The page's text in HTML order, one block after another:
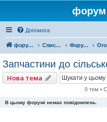
форум
Допомога
форум Полтави Список форумів Форум міста Полтава
Запчастини до
Нова тема
0 тем •
В цьому форумі немає повідомлень.